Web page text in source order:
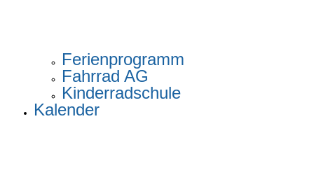
Ferienprogramm
Fahrrad AG
Kinderradschule
Kalender